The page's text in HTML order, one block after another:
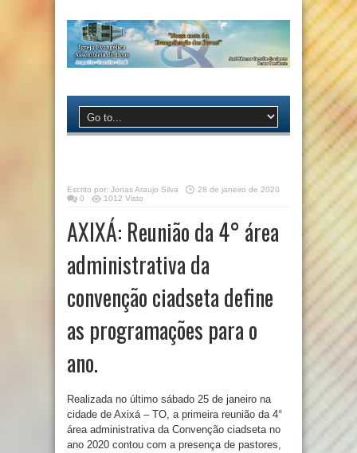
Escrito por: Jonas Araujo Silva
28 de janeiro de 2020
0
1012 Visto
AXIXÁ: Reunião da 4° área
administrativa da
convenção ciadseta define
as programações para o
ano.
Realizada no último sábado 25 de janeiro na
cidade de Axixá – TO, a primeira reunião da 4°
área administrativa da Convenção ciadseta no
ano 2020 contou com a presença de pastores,